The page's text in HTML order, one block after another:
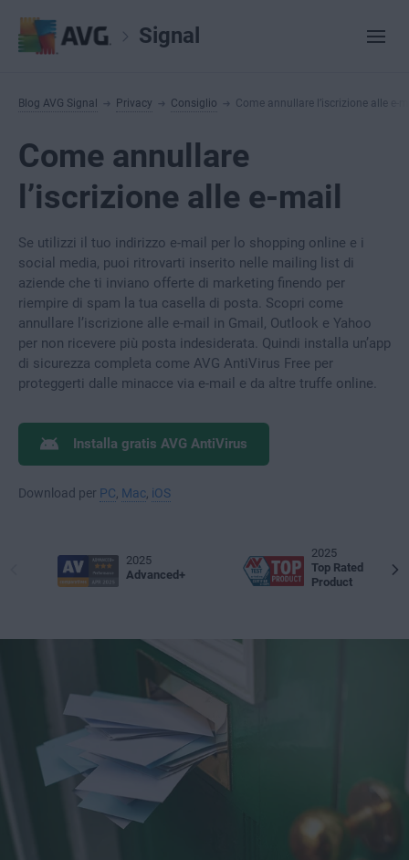
Signal
Blog AVG Signal Privacy Consiglio Come annullare l’iscrizione alle e-
Come annullare
l’iscrizione alle e-mail
Se utilizzi il tuo indirizzo e-mail per lo shopping online e i
social media, puoi ritrovarti inserito nelle mailing list di
aziende che ti inviano offerte di marketing finendo per
riempire di spam la tua casella di posta. Scopri come
annullare l’iscrizione alle e-mail in Gmail, Outlook e Yahoo
per non ricevere più posta indesiderata. Quindi installa un’app
di sicurezza completa come AVG AntiVirus Free per
proteggerti dalle minacce via e-mail e da altre truffe online.
Installa gratis AVG AntiVirus
Download per PC Mac iOS
2025
Advanced+
2025
Top Rated
Product